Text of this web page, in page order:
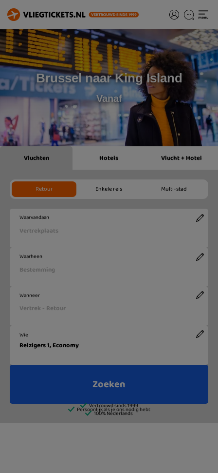
Brussel naar King Island
Vanaf